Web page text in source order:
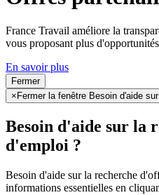
France Travail améliore la
vous proposant plus
En savoir plus
Fermer
× Fermer la fenêtre Besoin d'aide
Besoin d'aide sur la
d'emploi ?
Besoin d'aide sur la recherche
informations essentielles en